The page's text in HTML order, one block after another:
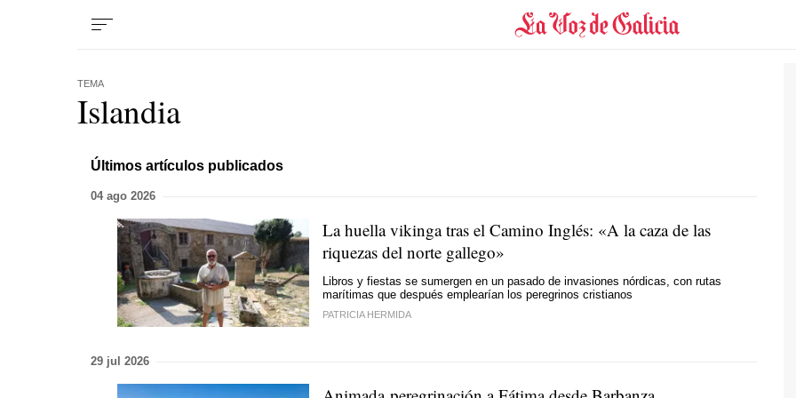
TEMA
Islandia
Últimos artículos publicados
04 ago 2026
La huella vikinga tras el Camino Inglés: «A la caza de las
riquezas del norte gallego»
Libros y fiestas se sumergen en un pasado de invasiones nórdicas, con rutas
marítimas que después emplearían los peregrinos cristianos
PATRICIA HERMIDA
29 jul 2026